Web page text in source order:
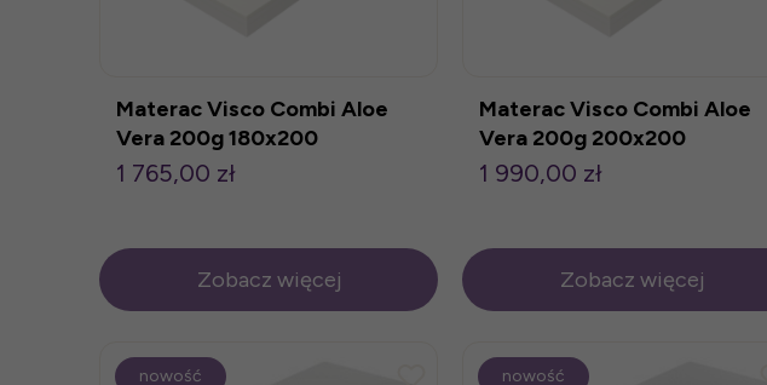
Materac Visco Combi Aloe
Vera 200g 180x200
1 765,00 zł
Zobacz więcej
Materac Visco Combi Aloe
Vera 200g 200x200
1 990,00 zł
Zobacz więcej
nowość nowość